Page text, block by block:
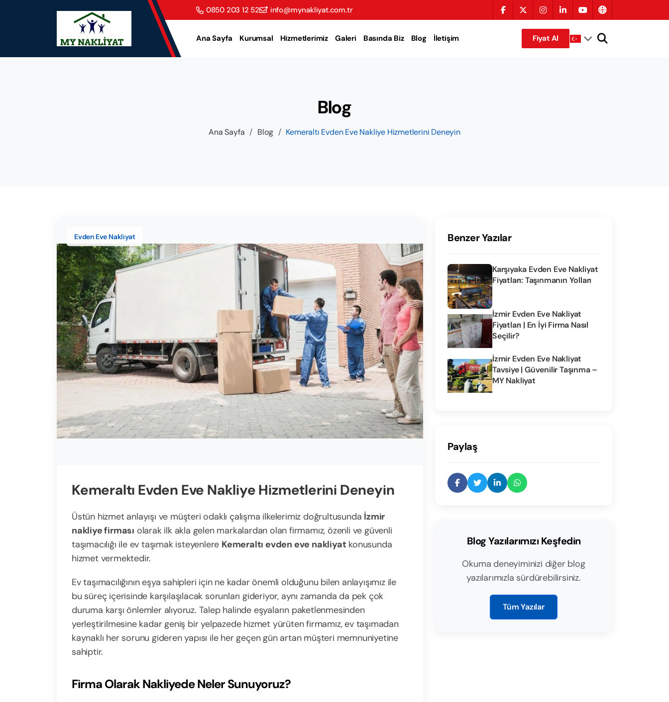
0850 203 12 52 info@mynakliyat.com.tr
Ana Sayfa Kurumsal Hizmetlerimiz Galeri Basında Biz Blog İletişim Fiyat Al
Blog
Ana Sayfa / Blog / Kemeraltı Evden Eve Nakliye Hizmetlerini Deneyin
Evden Eve Nakliyat
Kemeraltı Evden Eve Nakliye Hizmetlerini Deneyin
Üstün hizmet anlayışı ve müşteri odaklı çalışma ilkelerimiz doğrultusunda İzmir
nakliye firması olarak ilk akla gelen markalardan olan firmamız, özenli ve güvenli
taşımacılığı ile ev taşımak isteyenlere Kemeraltı evden eve nakliyat konusunda
hizmet vermektedir.
Ev taşımacılığının eşya sahipleri için ne kadar önemli olduğunu bilen anlayışımız ile
bu süreç içerisinde karşılaşılacak sorunları gideriyor, aynı zamanda da pek çok
duruma karşı önlemler alıyoruz. Talep halinde eşyaların paketlenmesinden
yerleştirilmesine kadar geniş bir yelpazede hizmet yürüten firmamız, ev taşımadan
kaynaklı her sorunu gideren yapısı ile her geçen gün artan müşteri memnuniyetine
sahiptir.
Firma Olarak Nakliyede Neler Sunuyoruz?
Benzer Yazılar
Karşıyaka Evden Eve Nakliyat
Fiyatları: Taşınmanın Yolları
İzmir Evden Eve Nakliyat
Fiyatları | En İyi Firma Nasıl
Seçilir?
İzmir Evden Eve Nakliyat
Tavsiye | Güvenilir Taşınma –
MY Nakliyat
Paylaş
Blog Yazılarımızı Keşfedin
Okuma deneyiminizi diğer blog
yazılarımızla sürdürebilirsiniz.
Tüm Yazılar